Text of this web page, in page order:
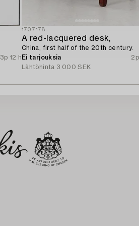
3p 12 h
1707178
A red-lacquered desk,
China, first half of the 20th century.
Ei tarjouksia
Lähtöhinta 3 000 SEK